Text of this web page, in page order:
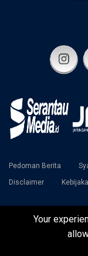
Pedoman Berita
Disclaimer
©2024
Your